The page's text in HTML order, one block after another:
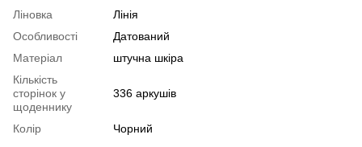
Ліновка
Лінія
Особливості
Датований
Матеріал
штучна шкіра
Кількість
сторінок у
щоденнику
336 аркушів
Колір Чорний